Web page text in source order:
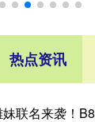
热点资讯
联名来袭！